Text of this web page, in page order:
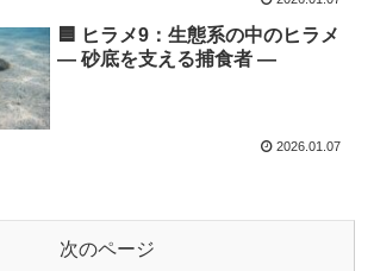
🟦 ヒラメ9：生態系の中のヒラメ
― 砂底を支える捕食者 ―
2026.01.07
次のページ